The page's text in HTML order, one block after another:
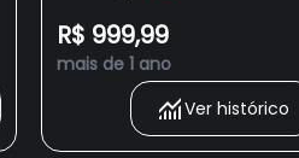
R$ 999,99
mais de 1 ano
Ver histórico